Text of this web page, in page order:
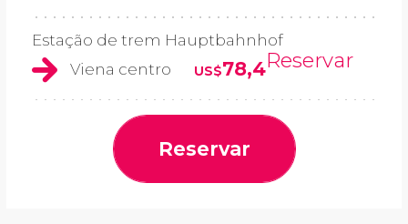
Estação de trem Hauptbahnhof
Viena centro
US$78,4Reservar
Reservar